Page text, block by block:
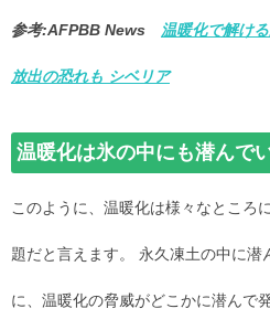
参考:AFPBB News 温暖化で解け
放出の恐れも シベリア
温暖化は氷の中にも潜んで
このように、温暖化は様々なところ
題だと言えます。 永久凍土の中に潜
に、温暖化の脅威がどこかに潜んで